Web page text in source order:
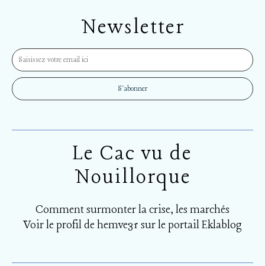
Newsletter
Le Cac vu de
Nouillorque
Comment surmonter la crise, les marchés
Voir le profil dehemve31 sur le portail Eklablog